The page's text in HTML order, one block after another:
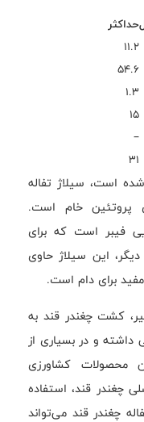
حداکثر
۱۱.۲
۵۴.۶
۱.۳
۱۵
–
۳۱
است، سیلاژ تفاله
پروتئین خام است.
فیبر است که برای
این سیلاژ حاوی
برای دام است.
کشت چغندر قند به
داشته و در بسیاری از
محصولات کشاورزی
چغندر قند، استفاده
چغندر قند می‌تواند